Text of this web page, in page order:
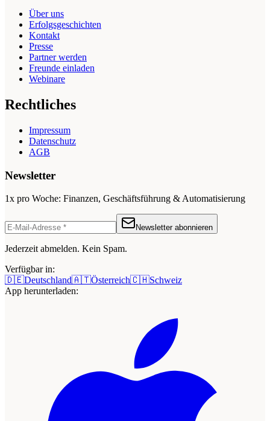
Über uns
Erfolgsgeschichten
Kontakt
Presse
Partner werden
Freunde einladen
Webinare
Rechtliches
Impressum
Datenschutz
AGB
Newsletter
1x pro Woche: Finanzen, Geschäftsführung & Automatisierung
Newsletter abonnieren
Jederzeit abmelden. Kein Spam.
Verfügbar in:
🇩🇪Deutschland🇦🇹Österreich🇨🇭Schweiz
App herunterladen: